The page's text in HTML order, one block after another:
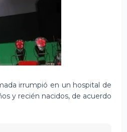
irrumpió en un hospital de
y recién nacidos, de acuerdo